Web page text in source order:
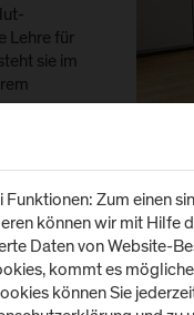
Lehre für
sie im
auch größere
Perspektiven eröffnen.
Zum einen
können wir mit Hilfe
Daten von Website-
kommt es
können Sie